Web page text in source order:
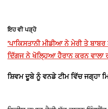
ਇਹ ਵੀ ਪੜ੍ਹੋ
'ਪਾਕਿਸਤਾਨੀ ਮੀਡੀਆ ਨੇ ਮੇਰੀ ਤੇ
ਦਿੱਗਜ ਨੇ ਖੋਲ੍ਹਿਆ ਹੈਰਾਨ ਕਰਨ ਵਾਲਾ
ਸ਼ਿਵਮ ਦੂਬੇ ਨੂੰ ਵਨਡੇ ਟੀਮ ਵਿੱਚ ਜਗ੍ਹਾ